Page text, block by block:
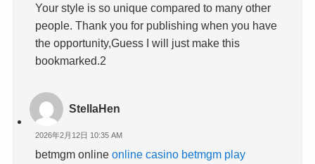
Your style is so unique compared to many other
people. Thank you for publishing when you have
the opportunity,Guess I will just make this
bookmarked.2
StellaHen
2026年2月12日 10:35 AM
betmgm onlineonline casino betmgm play